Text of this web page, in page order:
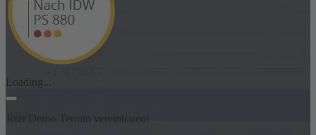
Loading...
Jetzt Demo-Termin vereinbaren!